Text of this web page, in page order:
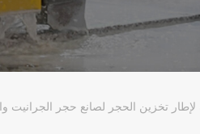
لإطار تخزين الحجر لصانع حجر الجرانيت